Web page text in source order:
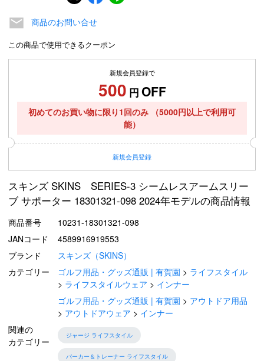
商品のお問い合せ
この商品で使用できるクーポン
新規会員登録で
500 円 OFF
初めてのお買い物に限り1回のみ
（5000円以上で利用可
能）
新規会員登録
スキンズ SKINS SERIES-3 シームレスアームスリー
ブ サポーター 18301321-098 2024年モデルの商品情報
商品番号
10231-18301321-098
JANコード
4589916919553
ブランド
スキンズ（SKINS）
カテゴリー
ゴルフ用品・グッズ通販 | 有賀園
ライフスタイル
ライフスタイルウェア
インナー
ゴルフ用品・グッズ通販 | 有賀園
アウトドア用品
アウトドアウェア
インナー
関連の
カテゴリー
ジャージ ライフスタイル
パーカー＆トレーナー ライフスタイル